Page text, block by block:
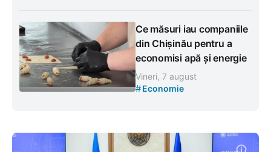
Ce măsuri iau companiile
din Chișinău pentru a
economisi apă și energie
Vineri, 7 august
#Economie